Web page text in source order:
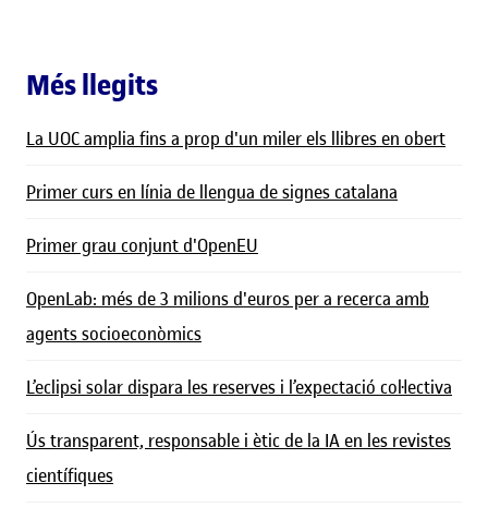
Més llegits
La UOC amplia fins a prop d'un miler els llibres en obert
Primer curs en línia de llengua de signes catalana
Primer grau conjunt d'OpenEU
OpenLab: més de 3 milions d'euros per a recerca amb
agents socioeconòmics
L’eclipsi solar dispara les reserves i l’expectació col·lectiva
Ús transparent, responsable i ètic de la IA en les revistes
científiques